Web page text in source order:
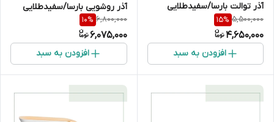
آذر توالت بارسا/سفیدطلایی
5,500,000
15%
4,650,000
افزودن به سبد
آذر روشویی بارسا/سفیدطلایی
6,800,000
10%
6,075,000
افزودن به سبد